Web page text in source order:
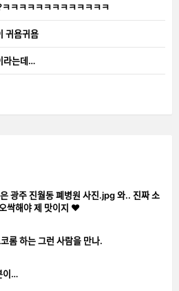
ㅋㅋㅋㅋㅋㅋㅋㅋㅋㅋㅋㅋㅋ
귀욤귀욤
광주 진월동 폐병원 사진.jpg 와.. 진짜 소
제 맛이지 ❤️
하는 그런 사람을 만나.